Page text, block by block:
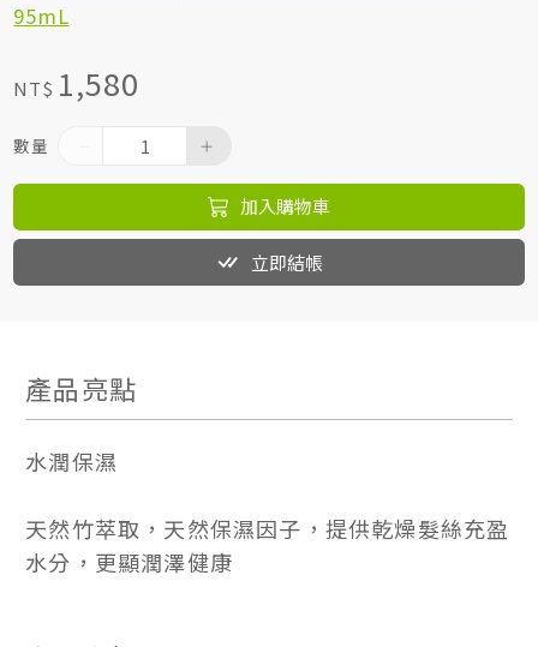
95mL
NT$ 1,580
數量
加入購物車
立即結帳
產品亮點
水潤保濕
天然竹萃取，天然保濕因子，提供乾燥髮絲充盈
水分，更顯潤澤健康